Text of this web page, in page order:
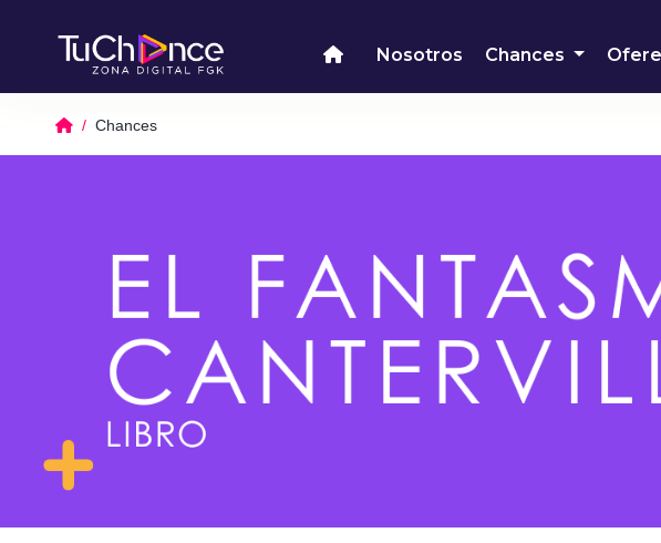
Nosotros Chances
Chances